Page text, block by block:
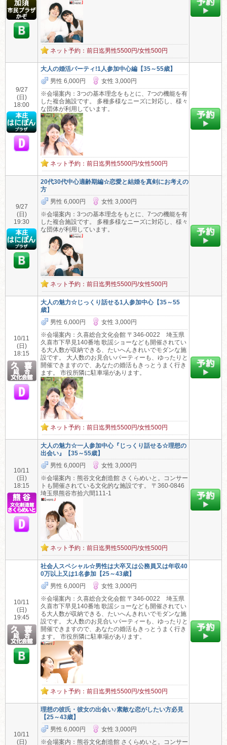
ネット予約：前日迄男性5500円/女性500円
9/27
(日)
18:00
大人の婚活パーティ!1人参加中心編【35～55歳】
男性 6,000円
女性 3,000円
※会場案内：3つの基本理念をもとに、7つの機能を有
した複合施設です。 多種多様なニーズに対応し、様々
な団体が利用しています。
ネット予約：前日迄男性5500円/女性500円
9/27
(日)
19:30
20代30代中心適齢期編☆恋愛と結婚を真剣にお考えの
方
男性 6,000円
女性 3,000円
※会場案内：3つの基本理念をもとに、7つの機能を有
した複合施設です。 多種多様なニーズに対応し、様々
な団体が利用しています。
ネット予約：前日迄男性5500円/女性500円
10/11
(日)
18:15
大人の魅力☆じっくり話せる1人参加中心【35～55
歳】
男性 6,000円
女性 3,000円
※会場案内：久喜総合文化会館 〒346-0022 埼玉県
久喜市下早見140番地 歌謡ショーなども開催されてい
る大人数が収納できる、たいへんきれいでモダンな施
設です。 大人数のお見合いパーティーも、ゆったりと
開催できますので、あなたの婚活もきっとうまく行き
ます。 市役所隣に駐車場があります。
ネット予約：前日迄男性5500円/女性500円
10/11
(日)
18:15
大人の魅力☆一人参加中心『じっくり話せる☆理想の
出会い』【35～55歳】
男性 6,000円
女性 3,000円
※会場案内：熊谷文化創造館 さくらめいと。コンサー
トも開催されている文化的な施設です。 〒360-0846
埼玉県熊谷市拾六間111-1
ネット予約：前日迄男性5500円/女性500円
10/11
(日)
19:45
社会人スペシャル☆男性は大卒又は公務員又は年収40
0万以上又は1名参加【25～43歳】
男性 6,000円
女性 3,000円
※会場案内：久喜総合文化会館 〒346-0022 埼玉県
久喜市下早見140番地 歌謡ショーなども開催されてい
る大人数が収納できる、たいへんきれいでモダンな施
設です。 大人数のお見合いパーティーも、ゆったりと
開催できますので、あなたの婚活もきっとうまく行き
ます。 市役所隣に駐車場があります。
ネット予約：前日迄男性5500円/女性500円
10/11
(日)
理想の彼氏・彼女の出会い♪素敵な恋がしたい方必見
【25～43歳】
男性 6,000円
女性 3,000円
※会場案内：熊谷文化創造館 さくらめいと。コンサー